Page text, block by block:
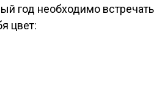
год необходимо
цвет: